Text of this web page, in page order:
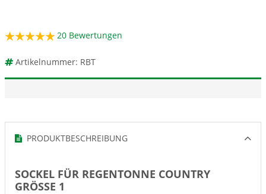
20 Bewertungen
Artikelnummer: RBT
PRODUKTBESCHREIBUNG
SOCKEL FÜR REGENTONNE COUNTRY
GRÖSSE 1